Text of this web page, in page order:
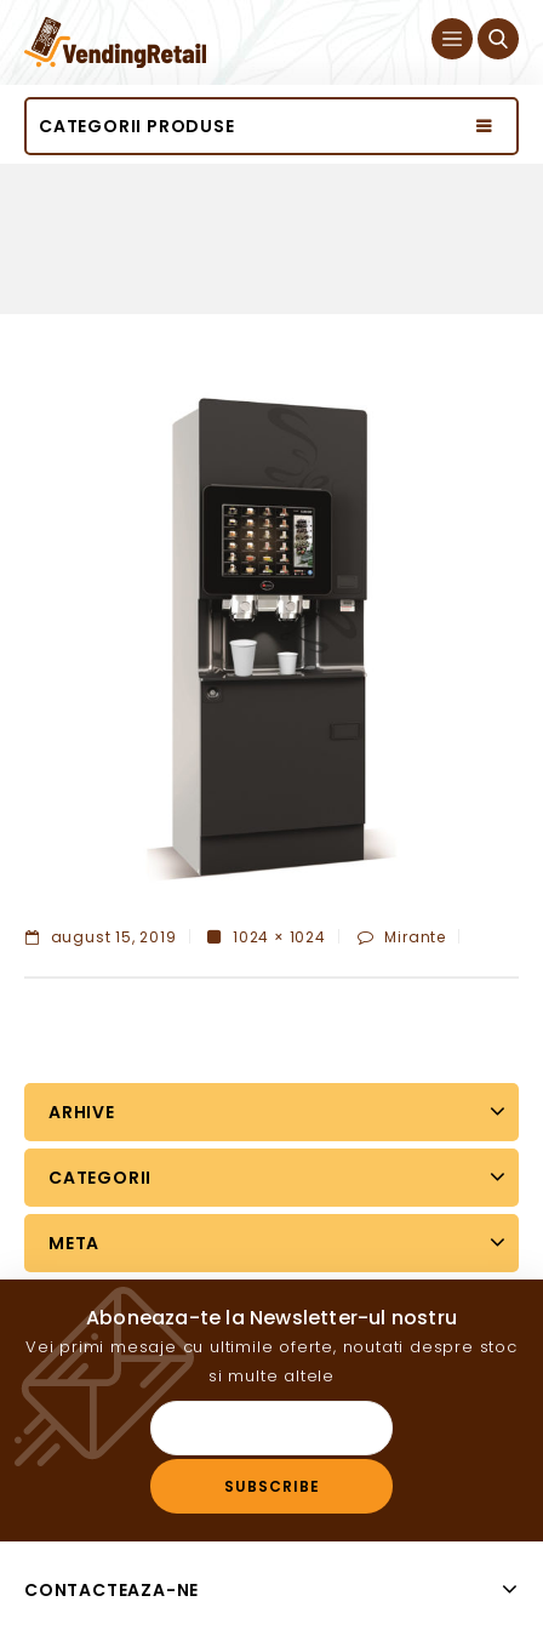
CATEGORII PRODUSE
august 15, 2019 1024 × 1024 Mirante
ARHIVE
CATEGORII
META
Aboneaza-te la Newsletter-ul nostru
Vei primi mesaje cu ultimile oferte, noutati despre stoc
si multe altele
CONTACTEAZA-NE